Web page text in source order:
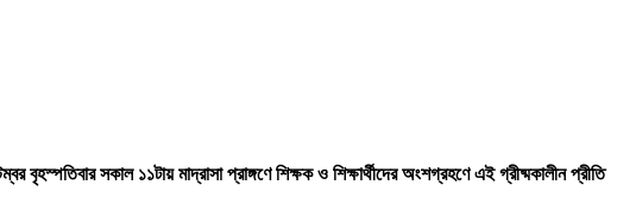
সকাল ১১টায় মাদ্রাসা প্রাঙ্গণে শিক্ষক ও শিক্ষার্থীদের অংশগ্রহণে এই গ্রীষ্মকালীন প্রীতি